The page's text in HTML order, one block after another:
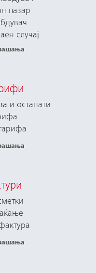
пазар
случај
и останати